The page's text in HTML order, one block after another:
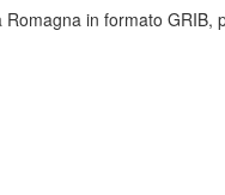
in formato GRIB,